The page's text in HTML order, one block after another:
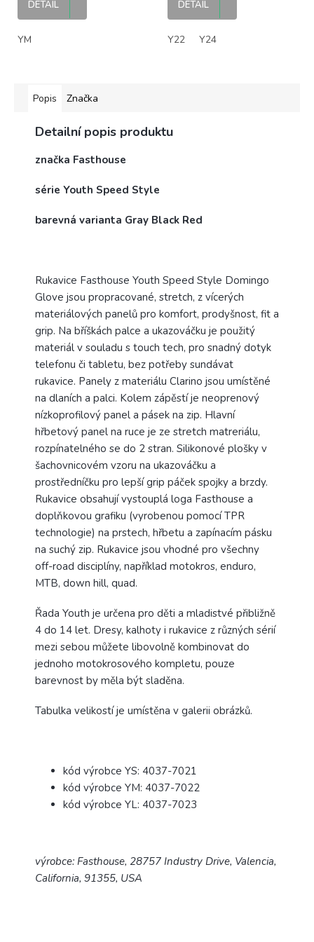
DETAIL
YM
DETAIL
Y22 Y24
Popis Značka
Detailní popis produktu
značka Fasthouse
série Youth Speed Style
barevná varianta Gray Black Red
Rukavice Fasthouse Youth Speed Style Domingo
Glove jsou propracované, stretch, z vícerých
materiálových panelů pro komfort, prodyšnost, fit a
grip. Na bříškách palce a ukazováčku je použitý
materiál v souladu s touch tech, pro snadný dotyk
telefonu či tabletu, bez potřeby sundávat
rukavice. Panely z materiálu Clarino jsou umístěné
na dlaních a palci. Kolem zápěstí je neoprenový
nízkoprofilový panel a pásek na zip. Hlavní
hřbetový panel na ruce je ze stretch matreriálu,
rozpínatelného se do 2 stran. Silikonové plošky v
šachovnicovém vzoru na ukazováčku a
prostředníčku pro lepší grip páček spojky a brzdy.
Rukavice obsahují vystouplá loga Fasthouse a
doplňkovou grafiku (vyrobenou pomocí TPR
technologie) na prstech, hřbetu a zapínacím pásku
na suchý zip. Rukavice jsou vhodné pro všechny
off-road disciplíny, například motokros, enduro,
MTB, down hill, quad.
Řada Youth je určena pro děti a mladistvé přibližně
4 do 14 let. Dresy, kalhoty i rukavice z různých sérií
mezi sebou můžete libovolně kombinovat do
jednoho motokrosového kompletu, pouze
barevnost by měla být sladěna.
Tabulka velikostí je umístěna v galerii obrázků.
kód výrobce YS: 4037-7021
kód výrobce YM: 4037-7022
kód výrobce YL: 4037-7023
výrobce: Fasthouse, 28757 Industry Drive, Valencia,
California, 91355, USA